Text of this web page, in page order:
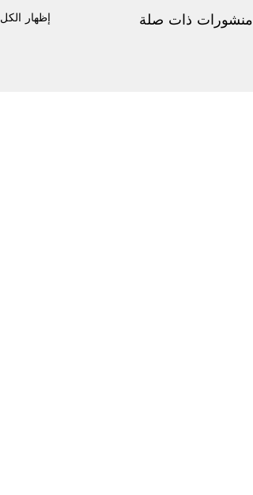
منشورات ذات صلة إظهار الكل